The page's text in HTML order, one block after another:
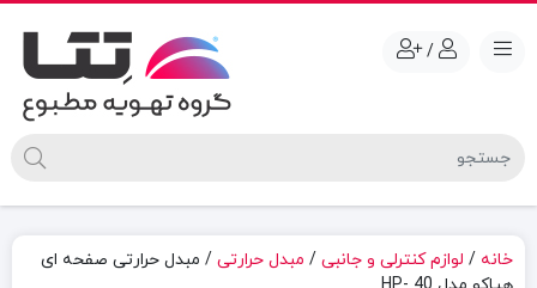
/
خانه / لوازم کنترلی و جانبی / مبدل حرارتی / مبدل حرارتی صفحه ای